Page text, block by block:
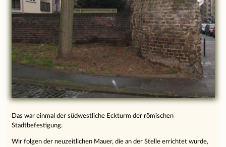
Das war einmal der südwestliche Eckturm der römischen
Stadtbefestigung.
Wir folgen der neuzeitlichen Mauer, die an der Stelle errichtet wurde,